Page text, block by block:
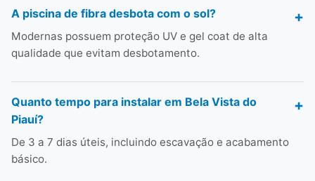
A piscina de fibra desbota com o sol?
Modernas possuem proteção UV e gel coat de alta
qualidade que evitam desbotamento.
Quanto tempo para instalar em Bela Vista do
Piauí?
De 3 a 7 dias úteis, incluindo escavação e acabamento
básico.